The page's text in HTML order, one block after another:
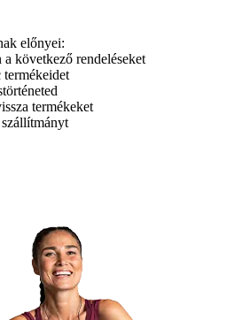
előnyei:
következő rendeléseket
termékeket